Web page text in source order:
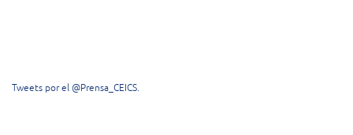
Tweets por el @Prensa_CEICS.